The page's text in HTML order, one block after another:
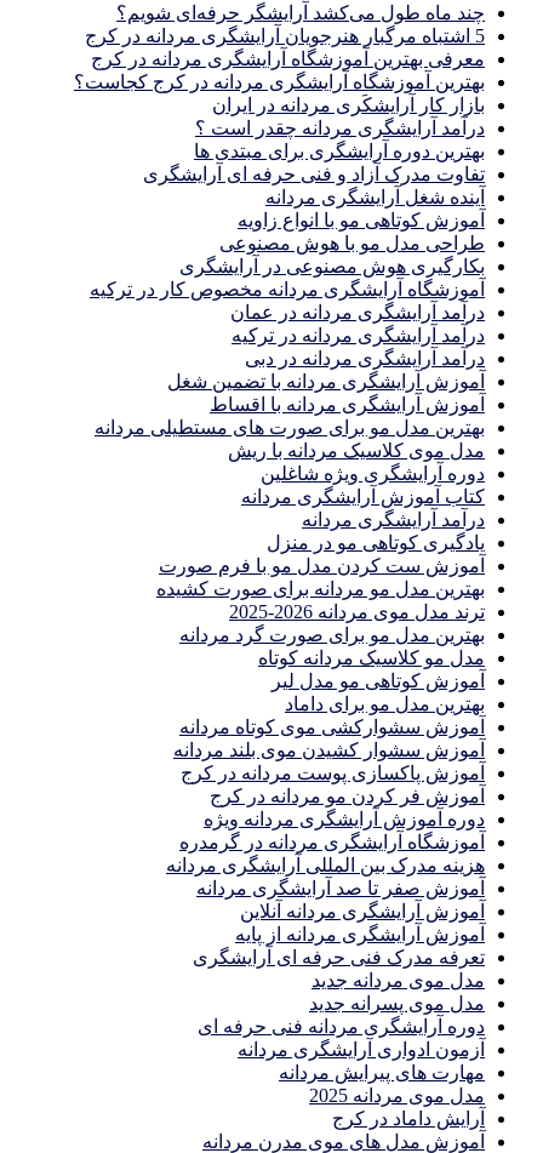
چند ماه طول می‌کشد آرایشگر حرفه‌ای شویم؟
5 اشتباه مرگبار هنرجویان آرایشگری مردانه در کرج
معرفی بهترین آموزشگاه آرایشگری مردانه در کرج
بهترین آموزشگاه آرایشگری مردانه در کرج کجاست؟
بازار كار آرايشكَرى مردانه در ايران
درآمد آرایشگری مردانه چقدر است ؟
بهترین دوره آرایشگری برای مبتدی ها
تفاوت مدرک آزاد و فنی حرفه ای آرایشگری
آینده شغل آرایشگری مردانه
آموزش کوتاهی مو با انواع زاویه
طراحی مدل مو با هوش مصنوعی
بکارگیری هوش مصنوعی در آرایشگری
آموزشگاه آرایشگری مردانه مخصوص کار در ترکیه
درآمد آرایشگری مردانه در عمان
درآمد آرایشگری مردانه در ترکیه
درآمد آرایشگری مردانه در دبی
آموزش آرایشگری مردانه با تضمین شغل
آموزش آرایشگری مردانه با اقساط
بهترین مدل مو برای صورت های مستطیلی مردانه
مدل موی کلاسیک مردانه با ریش
دوره آرایشگری ویژه شاغلین
کتاب آموزش آرایشگری مردانه
درآمد آرایشگری مردانه
یادگیری كوتاهى مو در منزل
آموزش ست كردن مدل مو با فرم صورت
بهترین مدل مو مردانه برای صورت کشیده
ترند مدل موی مردانه 2026-2025
بهترين مدل مو براى صورت گرد مردانه
مدل مو کلاسیک مردانه کوتاه
آموزش کوتاهی مو مدل لیر
بهترین مدل مو برای داماد
آموزش سشوارکشی موی کوتاه مردانه
آموزش سشوار کشیدن موی بلند مردانه
آموزش پاکسازی پوست مردانه در کرج
آموزش فر کردن مو مردانه در کرج
دوره آموزش آرایشگری مردانه ویژه
آموزشگاه آرایشگری مردانه در گرمدره
هزینه مدرک بین المللی آرایشگری مردانه
آموزش صفر تا صد آرایشگری مردانه
آموزش آرایشگری مردانه آنلاین
آموزش آرایشگری مردانه از پایه
تعرفه مدرک فنی حرفه ای آرایشگری
مدل موی مردانه جدید
مدل موی پسرانه جدید
دوره آرایشگری مردانه فنی حرفه ای
آزمون ادواری آرایشگری مردانه
مهارت های پیرایش مردانه
مدل موی مردانه 2025
آرایش داماد در کرج
آموزش مدل های موی مدرن مردانه